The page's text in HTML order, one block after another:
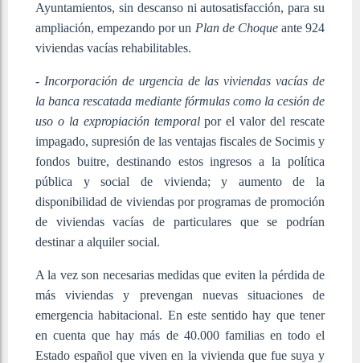
Ayuntamientos, sin descanso ni autosatisfacción, para su
ampliación, empezando por un Plan de Choqueante 924
viviendas vacías rehabilitables.
- Incorporación de urgencia de las viviendas vacías de
la banca rescatada mediante fórmulas como la cesión de
uso o la expropiación temporalpor el valor del rescate
impagado, supresión de las ventajas fiscales de Socimis y
fondos buitre, destinando estos ingresos a la política
pública y social de vivienda; y aumento de la
disponibilidad de viviendas por programas de promoción
de viviendas vacías de particulares que se podrían
destinar a alquiler social.
A la vez son necesarias medidas que eviten la pérdida de
más viviendas y prevengan nuevas situaciones de
emergencia habitacional. En este sentido hay que tener
en cuenta que hay más de 40.000 familias en todo el
Estado español que viven en la vivienda que fue suya y